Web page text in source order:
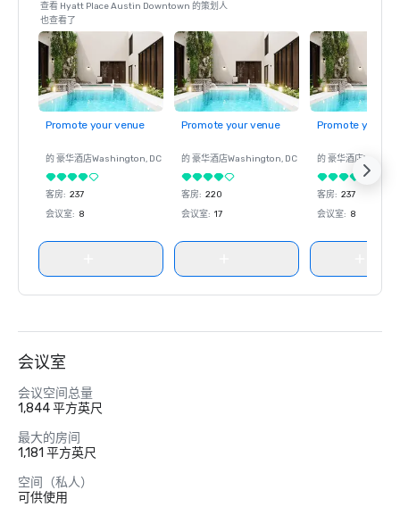
查看 Hyatt Place Austin Downtown 的策划人
也查看了
Promote your venue
的 豪华酒店Washington, DC
客房: 237
会议室: 8
Promote your venue
的 豪华酒店Washington, DC
客房: 220
会议室: 17
Promote your
的 豪华酒店
客房: 237
会议室: 8
会议室
会议空间总量
1,844 平方英尺
最大的房间
1,181 平方英尺
空间（私人）
可供使用